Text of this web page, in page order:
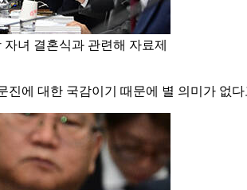
녀 결혼식과 관련해 자료제
에 대한 국감이기 때문에 별 의미가 없